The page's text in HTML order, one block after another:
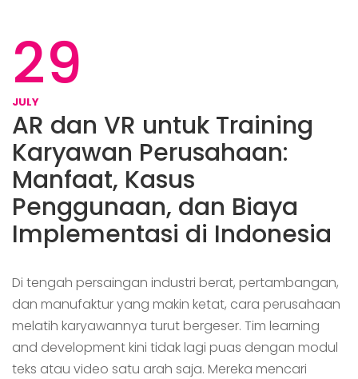
29
JULY
AR dan VR untuk Training
Karyawan Perusahaan:
Manfaat, Kasus
Penggunaan, dan Biaya
Implementasi di Indonesia
Di tengah persaingan industri berat, pertambangan,
dan manufaktur yang makin ketat, cara perusahaan
melatih karyawannya turut bergeser. Tim learning
and development kini tidak lagi puas dengan modul
teks atau video satu arah saja. Mereka mencari